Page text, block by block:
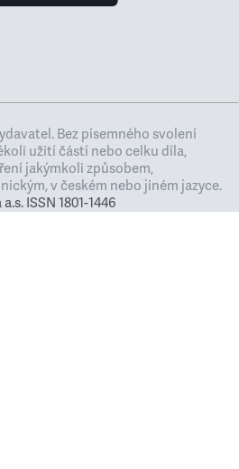
Bez písemného svolení
užití částí nebo celku díla,
jakýmkoli způsobem,
v českém nebo jiném jazyce.
ISSN 1801-1446